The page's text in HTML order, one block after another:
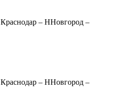
Краснодар – ННовгород –
Краснодар – ННовгород –